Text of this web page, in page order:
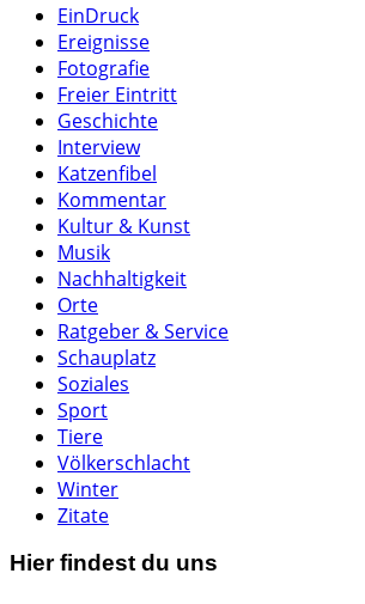
EinDruck
Ereignisse
Fotografie
Freier Eintritt
Geschichte
Interview
Katzenfibel
Kommentar
Kultur & Kunst
Musik
Nachhaltigkeit
Orte
Ratgeber & Service
Schauplatz
Soziales
Sport
Tiere
Völkerschlacht
Winter
Zitate
Hier findest du uns